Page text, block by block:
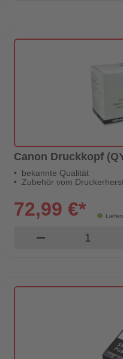
Canon Druckkopf
bekannte Qualität
Zubehör vom
72,99 €*
remove Produkt